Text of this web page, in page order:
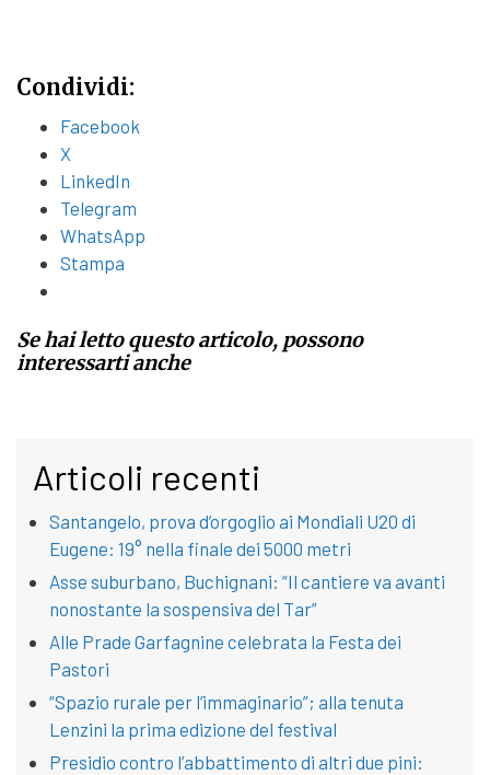
Condividi:
Facebook
X
LinkedIn
Telegram
WhatsApp
Stampa
Se hai letto questo articolo, possono
interessarti anche
Articoli recenti
Santangelo, prova d’orgoglio ai Mondiali U20 di
Eugene: 19° nella finale dei 5000 metri
Asse suburbano, Buchignani: “Il cantiere va avanti
nonostante la sospensiva del Tar”
Alle Prade Garfagnine celebrata la Festa dei
Pastori
“Spazio rurale per l’immaginario”; alla tenuta
Lenzini la prima edizione del festival
Presidio contro l’abbattimento di altri due pini: